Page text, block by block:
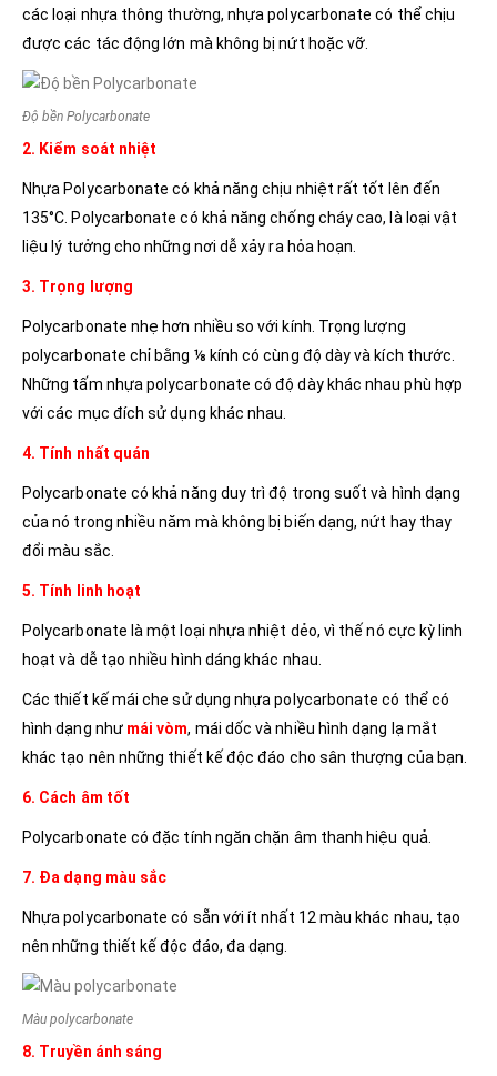
các loại nhựa thông thường, nhựa polycarbonate có thể chịu
được các tác động lớn mà không bị nứt hoặc vỡ.
Độ bền Polycarbonate
2. Kiểm soát nhiệt
Nhựa Polycarbonate có khả năng chịu nhiệt rất tốt lên đến
135°C. Polycarbonate có khả năng chống cháy cao, là loại vật
liệu lý tưởng cho những nơi dễ xảy ra hỏa hoạn.
3. Trọng lượng
Polycarbonate nhẹ hơn nhiều so với kính. Trọng lượng
polycarbonate chỉ bằng ⅛ kính có cùng độ dày và kích thước.
Những tấm nhựa polycarbonate có độ dày khác nhau phù hợp
với các mục đích sử dụng khác nhau.
4. Tính nhất quán
Polycarbonate có khả năng duy trì độ trong suốt và hình dạng
của nó trong nhiều năm mà không bị biến dạng, nứt hay thay
đổi màu sắc.
5. Tính linh hoạt
Polycarbonate là một loại nhựa nhiệt dẻo, vì thế nó cực kỳ linh
hoạt và dễ tạo nhiều hình dáng khác nhau.
Các thiết kế mái che sử dụng nhựa polycarbonate có thể có
hình dạng như mái vòm, mái dốc và nhiều hình dạng lạ mắt
khác tạo nên những thiết kế độc đáo cho sân thượng của bạn.
6. Cách âm tốt
Polycarbonate có đặc tính ngăn chặn âm thanh hiệu quả.
7. Đa dạng màu sắc
Nhựa polycarbonate có sẵn với ít nhất 12 màu khác nhau, tạo
nên những thiết kế độc đáo, đa dạng.
Màu polycarbonate
8. Truyền ánh sáng